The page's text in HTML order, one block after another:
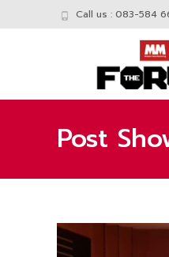
Call us : 083-584
Post